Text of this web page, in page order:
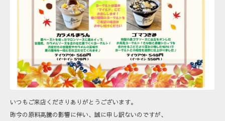
いつもご来店くださりありがとうございます。
昨今の原料高騰の影響に伴い、誠に申し訳ないのですが、